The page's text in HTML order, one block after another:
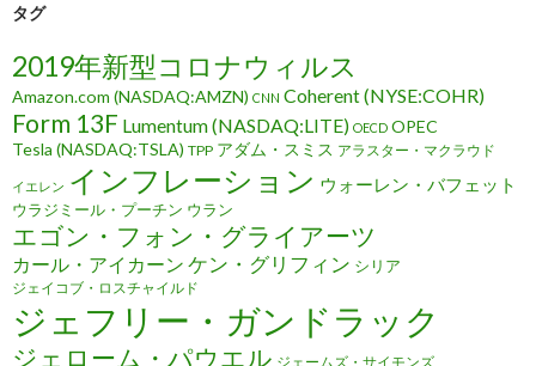
タグ
2019年新型コロナウィルス
Amazon.com (NASDAQ:AMZN) CNN Coherent (NYSE:COHR)
Form 13F Lumentum (NASDAQ:LITE) OECD OPEC
Tesla (NASDAQ:TSLA) TPP アダム・スミス アラスター・マクラウド
イエレン インフレーション ウォーレン・バフェット
ウラジミール・プーチン ウラン
エゴン・フォン・グライアーツ
カール・アイカーン ケン・グリフィン シリア
ジェイコブ・ロスチャイルド
ジェフリー・ガンドラック
ジェローム・パウエル ジェームズ・サイモンズ